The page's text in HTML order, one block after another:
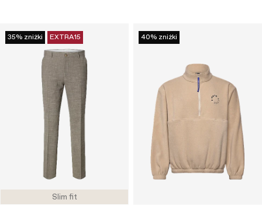
Slim fit
35% zniżki EXTRA15 40% zniżki